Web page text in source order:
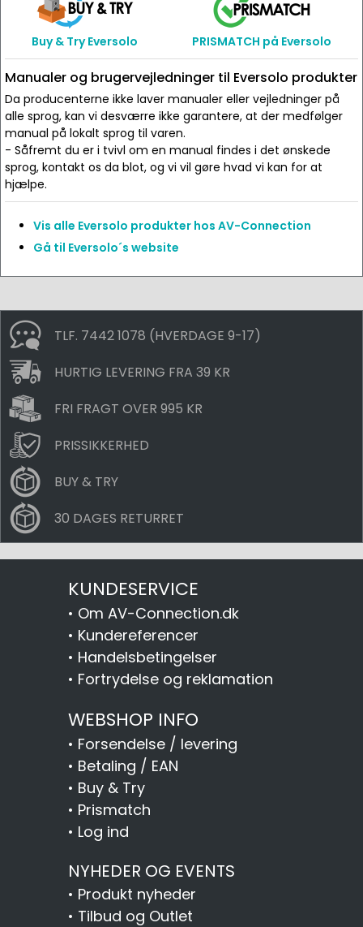
Buy & Try Eversolo PRISMATCH på Eversolo
Manualer og brugervejledninger til Eversolo produkter
Da producenterne ikke laver manualer eller vejledninger på
alle sprog, kan vi desværre ikke garantere, at der medfølger
manual på lokalt sprog til varen.
- Såfremt du er i tvivl om en manual findes i det ønskede
sprog, kontakt os da blot, og vi vil gøre hvad vi kan for at
hjælpe.
Vis alle Eversolo produkter hos AV-Connection
Gå til Eversolo´s website
TLF. 7442 1078 (HVERDAGE 9-17)
HURTIG LEVERING FRA 39 KR
FRI FRAGT OVER 995 KR
PRISSIKKERHED
BUY & TRY
30 DAGES RETURRET
KUNDESERVICE
• Om AV-Connection.dk
• Kundereferencer
• Handelsbetingelser
• Fortrydelse og reklamation
WEBSHOP INFO
• Forsendelse / levering
• Betaling / EAN
• Buy & Try
• Prismatch
• Log ind
NYHEDER OG EVENTS
• Produkt nyheder
• Tilbud og Outlet